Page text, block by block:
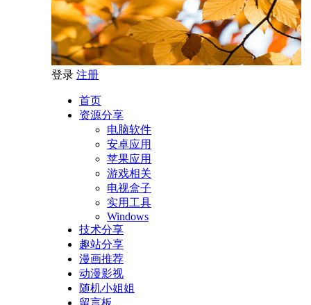
登录 注册
首页
资源分享
电脑软件
安卓应用
苹果应用
游戏相关
电视盒子
实用工具
Windows
技术分享
趣站分享
漫画推荐
动漫影视
随机小姐姐
留言板